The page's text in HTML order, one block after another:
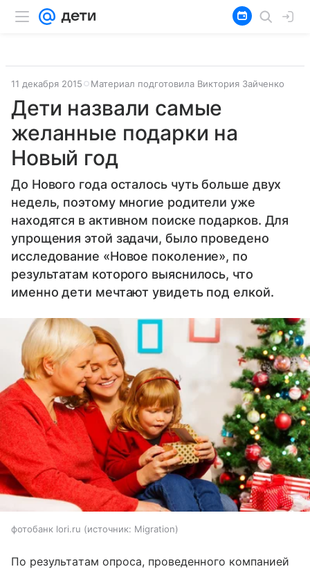
11 декабря 2015 Материал подготовила Виктория Зайченко
Дети назвали самые
желанные подарки на
Новый год
До Нового года осталось чуть больше двух
недель, поэтому многие родители уже
находятся в активном поиске подарков. Для
упрощения этой задачи, было проведено
исследование «Новое поколение», по
результатам которого выяснилось, что
именно дети мечтают увидеть под елкой.
фотобанк lori.ru источник: Migration
По результатам опроса, проведенного компанией